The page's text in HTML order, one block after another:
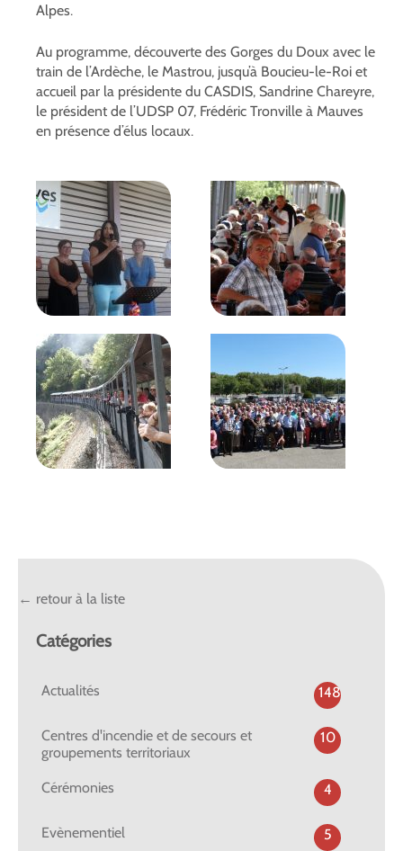
Alpes.
Au programme, découverte des Gorges du Doux avec le
train de l’Ardèche, le Mastrou, jusqu’à Boucieu-le-Roi et
accueil par la présidente du CASDIS, Sandrine Chareyre,
le président de l’UDSP 07, Frédéric Tronville à Mauves
en présence d’élus locaux.
← retour à la liste
Catégories
Actualités 148
Centres d'incendie et de secours et
groupements territoriaux
10
Cérémonies 4
Evènementiel 5